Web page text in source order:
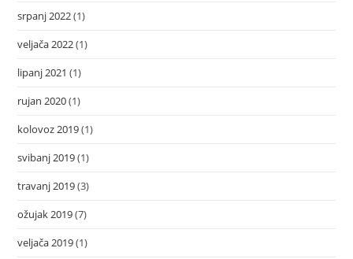
srpanj 2022(1)
veljača 2022(1)
lipanj 2021 (1)
rujan 2020(1)
kolovoz 2019(1)
svibanj 2019(1)
travanj 2019(3)
ožujak 2019(7)
veljača 2019(1)